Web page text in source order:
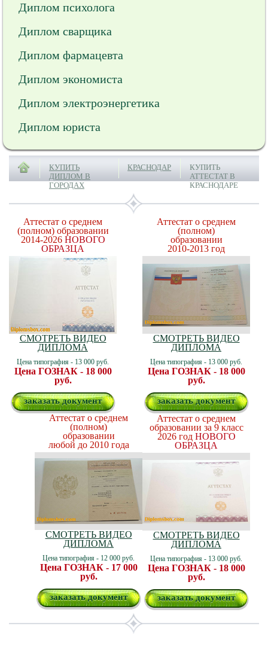
Диплом психолога
Диплом сварщика
Диплом фармацевта
Диплом экономиста
Диплом электроэнергетика
Диплом юриста
КУПИТЬ
ДИПЛОМ В
ГОРОДАХ
КРАСНОДАР
КУПИТЬ
АТТЕСТАТ В
КРАСНОДАРЕ
Аттестат о среднем
(полном) образовании
2014-2026 НОВОГО
ОБРАЗЦА
СМОТРЕТЬ ВИДЕО
ДИПЛОМА
Цена типография - 13 000 руб.
Цена ГОЗНАК - 18 000
руб.
заказать документ
Аттестат о среднем
(полном)
образовании
2010-2013 год
СМОТРЕТЬ ВИДЕО
ДИПЛОМА
Цена типография - 13 000 руб.
Цена ГОЗНАК - 18 000
руб.
заказать документ
Аттестат о среднем
(полном)
образовании
любой до 2010 года
СМОТРЕТЬ ВИДЕО
ДИПЛОМА
Цена типография - 12 000 руб.
Цена ГОЗНАК - 17 000
руб.
заказать документ
Аттестат о среднем
образовании за 9 класс
2026 год НОВОГО
ОБРАЗЦА
СМОТРЕТЬ ВИДЕО
ДИПЛОМА
Цена типография - 13 000 руб.
Цена ГОЗНАК - 18 000
руб.
заказать документ